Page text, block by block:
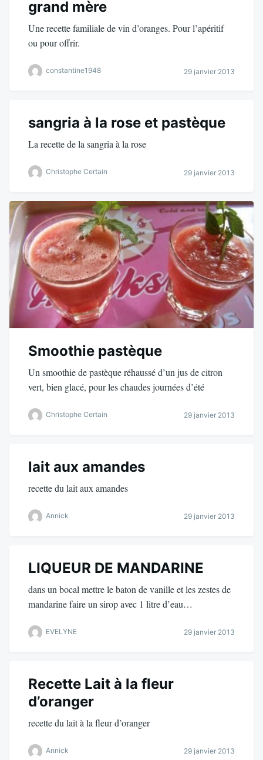
grand mère
Une recette familiale de vin d’oranges. Pour l’apéritif
ou pour offrir.
constantine1948 29 janvier 2013
sangria à la rose et pastèque
La recette de la sangria à la rose
Christophe Certain 29 janvier 2013
Smoothie pastèque
Un smoothie de pastèque réhaussé d’un jus de citron
vert, bien glacé, pour les chaudes journées d’été
Christophe Certain 29 janvier 2013
lait aux amandes
recette du lait aux amandes
Annick 29 janvier 2013
LIQUEUR DE MANDARINE
dans un bocal mettre le baton de vanille et les zestes de
mandarine faire un sirop avec 1 litre d’eau…
EVELYNE 29 janvier 2013
Recette Lait à la fleur
d’oranger
recette du lait à la fleur d’oranger
Annick 29 janvier 2013